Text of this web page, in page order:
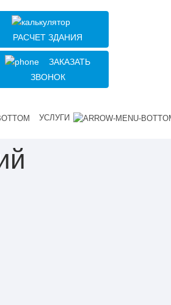
РАСЧЕТ ЗДАНИЯ
ЗАКАЗАТЬ
ЗВОНОК
УСЛУГИ